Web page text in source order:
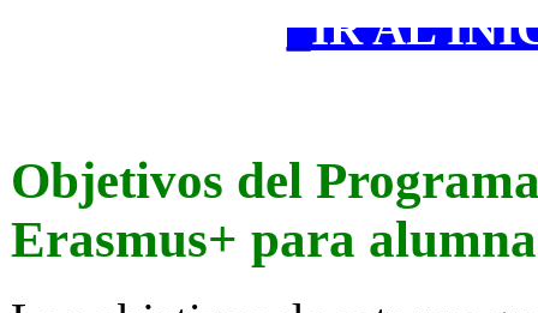
_IR AL
Objetivos del
Erasmus+ para